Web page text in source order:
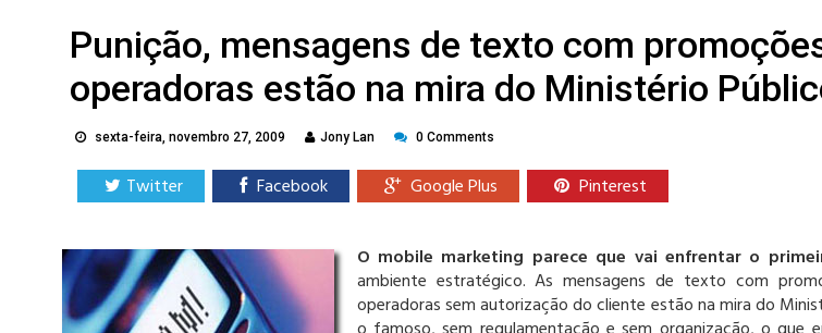
Punição, mensagens de texto com
operadoras estão na mira do Ministério
sexta-feira, novembro 27, 2009 Jony Lan 0 Comments
Twitter Facebook Google Plus Pinterest
O mobile marketing parece que vai enfrentar o
ambiente estratégico. As mensagens de texto com
operadoras sem autorização do cliente estão na mira do